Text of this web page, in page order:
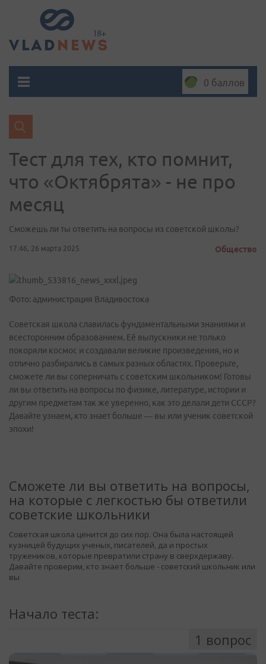
0 баллов
Тест для тех, кто помнит,
что «Октябрята» - не про
месяц
Сможешь ли ты ответить на вопросы из советской школы?
17:46, 26 марта 2025 Общество
Фото: администрация Владивостока
Советская школа славилась фундаментальными знаниями и
всесторонним образованием. Её выпускники не только
покоряли космос и создавали великие произведения, но и
отлично разбирались в самых разных областях. Проверьте,
сможете ли вы соперничать с советским школьником! Готовы
ли вы ответить на вопросы по физике, литературе, истории и
другим предметам так же уверенно, как это делали дети СССР?
Давайте узнаем, кто знает больше — вы или ученик советской
эпохи!